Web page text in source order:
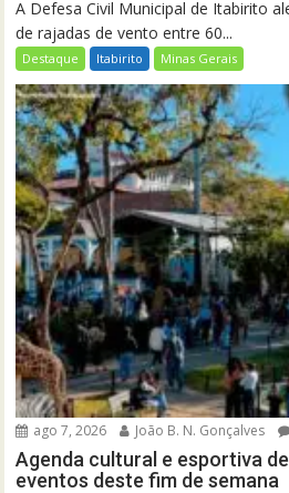
A Defesa Civil Municipal de Itabirito
de rajadas de vento entre 60...
Destaque Itabirito Minas Gerais
ago 7, 2026 João B. N. Gonçalves
Agenda cultural e esportiva
eventos deste fim de semana